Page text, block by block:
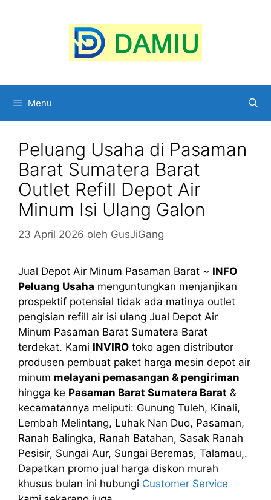
Menu
Peluang Usaha di Pasaman
Barat Sumatera Barat
Outlet Refill Depot Air
Minum Isi Ulang Galon
23 April 2026 oleh GusJiGang
Jual Depot Air Minum Pasaman Barat ~ INFO
Peluang Usaha menguntungkan menjanjikan
prospektif potensial tidak ada matinya outlet
pengisian refill air isi ulang Jual Depot Air
Minum Pasaman Barat Sumatera Barat
terdekat. Kami INVIRO toko agen distributor
produsen pembuat paket harga mesin depot air
minum melayani pemasangan & pengiriman
hingga ke Pasaman Barat Sumatera Barat &
kecamatannya meliputi: Gunung Tuleh, Kinali,
Lembah Melintang, Luhak Nan Duo, Pasaman,
Ranah Balingka, Ranah Batahan, Sasak Ranah
Pesisir, Sungai Aur, Sungai Beremas, Talamau,.
Dapatkan promo jual harga diskon murah
khusus bulan ini hubungi Customer Service